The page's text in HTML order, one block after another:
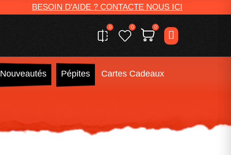
BESOIN D'AIDE ? CONTACTE NOUS ICI
0 0 0
Nouveautés Pépites Cartes Cadeaux